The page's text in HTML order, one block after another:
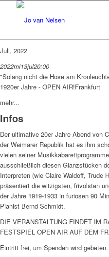
Juli, 2022
2022mi13jul20:00
"Solang nicht die Hose am
1920er Jahre - OPEN AIR!Frankfurt
mehr...
Infos
Der ultimative 20er Jahre Abend von
der Weimarer Republik hat es ihm
vielen seiner
ausschließlich diesen Glanzstücken
Interpreten (wie Claire Waldoff, Trude
präsentiert die witzigsten, frivolsten
der Jahre 1919-1933 in furiosen 90
Pianist Bernd Schmidt.
DIE VERANSTALTUNG FINDET IM
FESTSPIEL OPEN AIR AUF DEM
Eintritt frei, um Spenden wird gebeten.